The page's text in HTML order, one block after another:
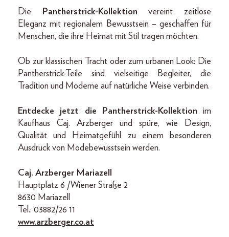
Die Pantherstrick-Kollektion vereint zeitlose
Eleganz mit regionalem Bewusstsein – geschaffen für
Menschen, die ihre Heimat mit Stil tragen möchten.
Ob zur klassischen Tracht oder zum urbanen Look: Die
Pantherstrick-Teile sind vielseitige Begleiter, die
Tradition und Moderne auf natürliche Weise verbinden.
Entdecke jetzt die Pantherstrick-Kollektion im
Kaufhaus Caj. Arzberger und spüre, wie Design,
Qualität und Heimatgefühl zu einem besonderen
Ausdruck von Modebewusstsein werden.
Caj. Arzberger Mariazell
Hauptplatz 6 /Wiener Straße 2
8630 Mariazell
Tel.: 03882/26 11
www.arzberger.co.at